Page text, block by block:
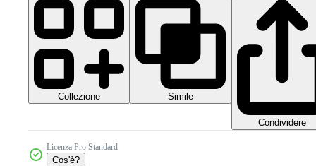
Collezione Simile
Condividere
Licenza Pro Standard
Cos'è?